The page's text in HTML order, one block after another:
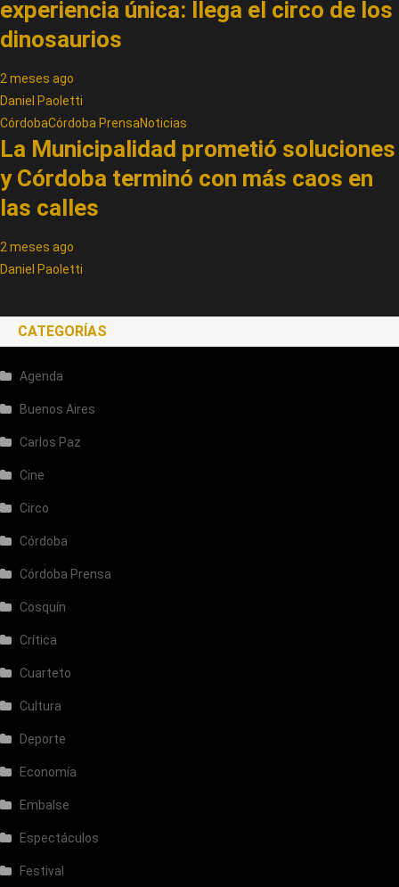
experiencia única: llega el circo de los
dinosaurios
2 meses ago
Daniel Paoletti
CórdobaCórdoba PrensaNoticias
La Municipalidad prometió soluciones
y Córdoba terminó con más caos en
las calles
2 meses ago
Daniel Paoletti
CATEGORÍAS
Agenda
Buenos Aires
Carlos Paz
Cine
Circo
Córdoba
Córdoba Prensa
Cosquín
Crítica
Cuarteto
Cultura
Deporte
Economía
Embalse
Espectáculos
Festival